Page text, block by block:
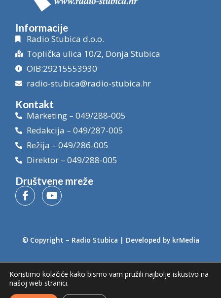
Informacije
Radio Stubica d.o.o.
Toplička ulica 10/2, Donja Stubica
OIB:29215553930
radio-stubica@radio-stubica.hr
Kontakt
Marketing – 049/288-005
Redakcija – 049/287-005
Režija – 049/286-005
Direktor – 049/288-005
Društvene mreže
© Copyright – Radio Stubica | Developed by krMedia
Koristimo kolačiće kako bismo vam pružili najbolje iskustvo na
našoj web stranici.